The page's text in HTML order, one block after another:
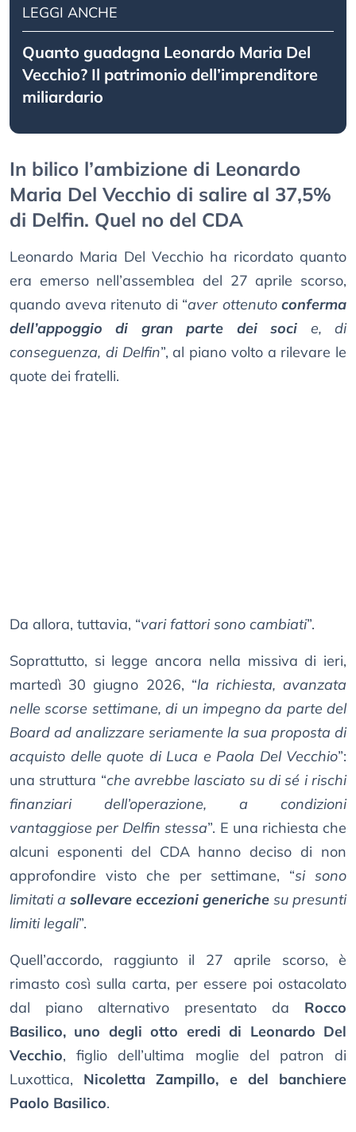
LEGGI ANCHE
Quanto guadagna Leonardo Maria Del
Vecchio? Il patrimonio dell’imprenditore
miliardario
In bilico l’ambizione di Leonardo
Maria Del Vecchio di salire al 37,5%
di Delfin. Quel no del CDA
Leonardo Maria Del Vecchio ha ricordato quanto
era emerso nell’assemblea del 27 aprile scorso,
quando aveva ritenuto di “aver ottenuto conferma
dell’appoggio di gran parte dei soci e, di
conseguenza, di Delfin”, al piano volto a rilevare le
quote dei fratelli.
Da allora, tuttavia, “vari fattori sono cambiati”.
Soprattutto, si legge ancora nella missiva di ieri,
martedì 30 giugno 2026, “la richiesta, avanzata
nelle scorse settimane, di un impegno da parte del
Board ad analizzare seriamente la sua proposta di
acquisto delle quote di Luca e Paola Del Vecchio”:
una struttura “che avrebbe lasciato su di sé i rischi
finanziari dell’operazione, a condizioni
vantaggiose per Delfin stessa”. E una richiesta che
alcuni esponenti del CDA hanno deciso di non
approfondire visto che per settimane, “si sono
limitati a sollevare eccezioni generiche su presunti
limiti legali”.
Quell’accordo, raggiunto il 27 aprile scorso, è
rimasto così sulla carta, per essere poi ostacolato
dal piano alternativo presentato da Rocco
Basilico, uno degli otto eredi di Leonardo Del
Vecchio, figlio dell’ultima moglie del patron di
Luxottica, Nicoletta Zampillo, e del banchiere
Paolo Basilico.